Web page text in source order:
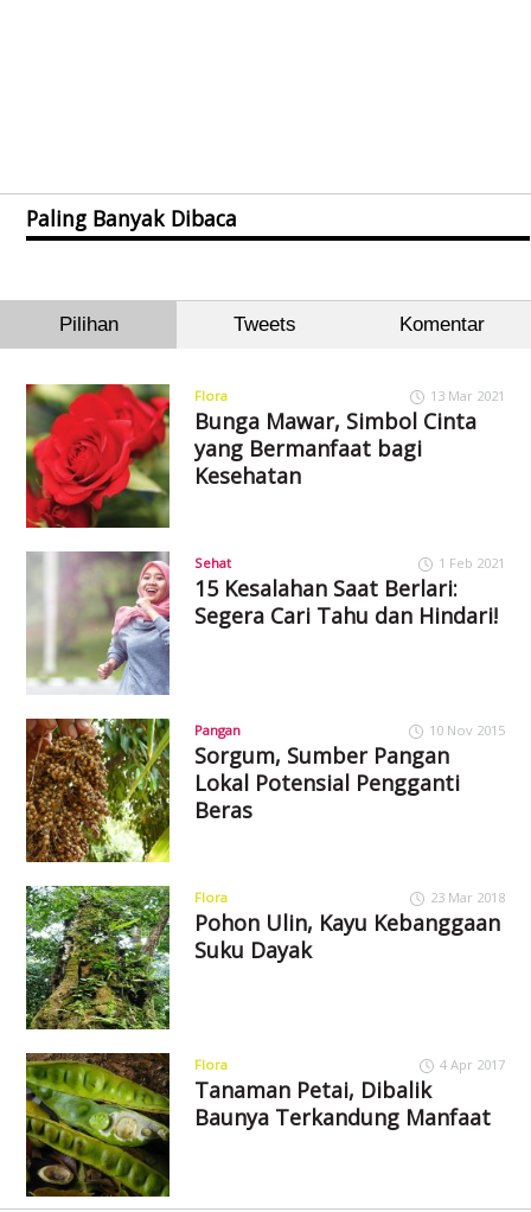
Paling Banyak Dibaca
Pilihan Tweets Komentar
Flora 13 Mar 2021
Bunga Mawar, Simbol Cinta
yang Bermanfaat bagi
Kesehatan
Sehat 1 Feb 2021
15 Kesalahan Saat Berlari:
Segera Cari Tahu dan Hindari!
Pangan 10 Nov 2015
Sorgum, Sumber Pangan
Lokal Potensial Pengganti
Beras
Flora 23 Mar 2018
Pohon Ulin, Kayu Kebanggaan
Suku Dayak
Flora 4 Apr 2017
Tanaman Petai, Dibalik
Baunya Terkandung Manfaat